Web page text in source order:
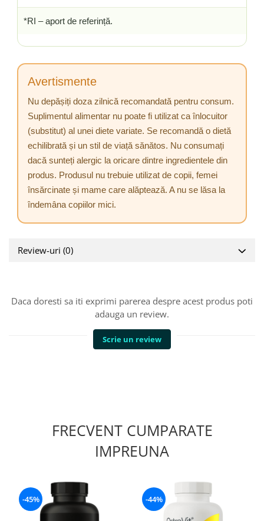
*RI – aport de referință.
Avertismente
Nu depășiți doza zilnică recomandată pentru consum.
Suplimentul alimentar nu poate fi utilizat ca înlocuitor
(substitut) al unei diete variate. Se recomandă o dietă
echilibrată și un stil de viață sănătos. Nu consumați
dacă sunteți alergic la oricare dintre ingredientele din
produs. Produsul nu trebuie utilizat de copii, femei
însărcinate și mame care alăptează. A nu se lăsa la
îndemâna copiilor mici.
Review-uri (0)
Daca doresti sa iti exprimi parerea despre acest produs poti
adauga un review.
Scrie un review
FRECVENT CUMPARATE
IMPREUNA
-45% -44%